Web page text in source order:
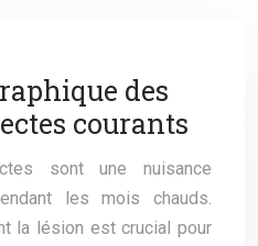
des
courants
sont une nuisance
les mois chauds.
la lésion est crucial pour